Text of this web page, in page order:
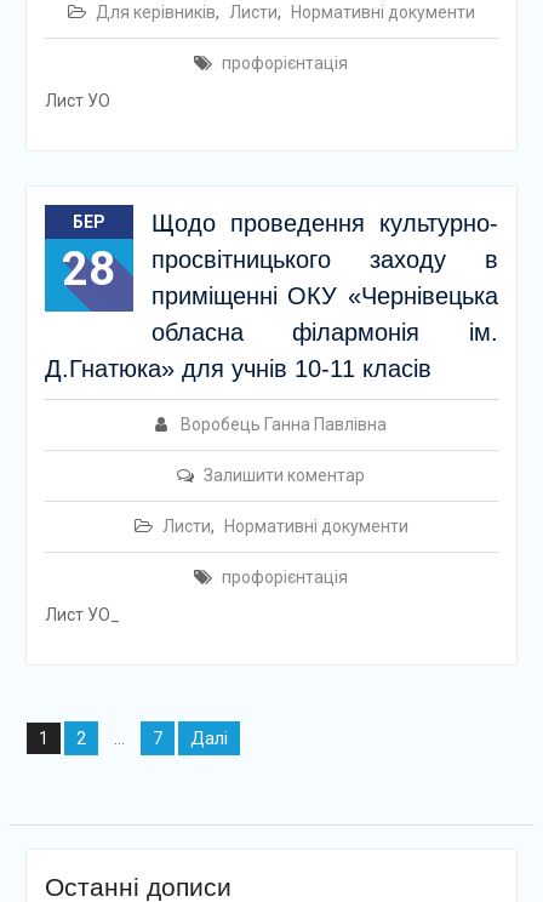
Для керівників, Листи, Нормативні документи
профорієнтація
Лист УО
БЕР
28
Щодо проведення культурно-
просвітницького заходу в
приміщенні ОКУ «Чернівецька
обласна філармонія ім.
Д.Гнатюка» для учнів 10-11 класів
Воробець Ганна Павлівна
Залишити коментар
Листи, Нормативні документи
профорієнтація
Лист УО_
Навігація
записів
1 2 7 Далі
Останні дописи